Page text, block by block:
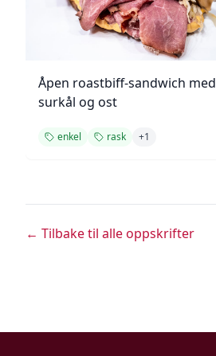
Åpen roastbiff-sandwich med
surkål og ost
enkel rask +1
← Tilbake til alle oppskrifter